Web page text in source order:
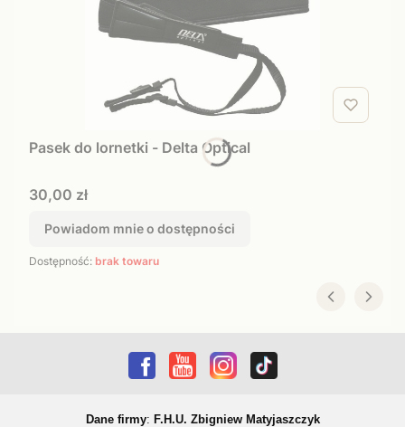
Pasek do lornetki - Delta Optical
Cena
30,00 zł
Powiadom mnie o dostępności
Dostępność: brak towaru
Dane firmy: F.H.U. Zbigniew Matyjaszczyk